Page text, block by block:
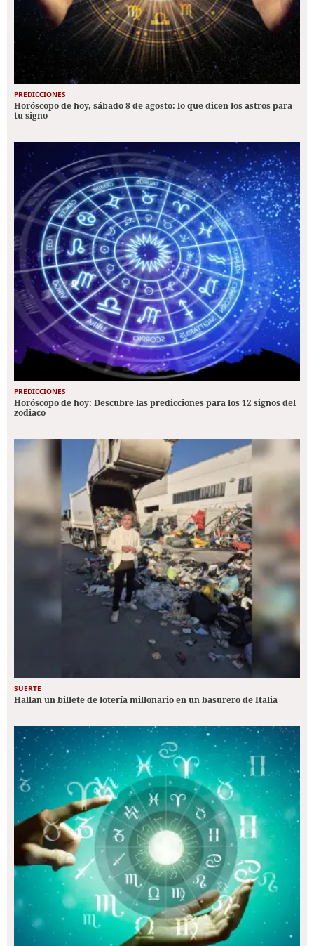
PREDICCIONES
Horóscopo de hoy, sábado 8 de agosto: lo que dicen los astros para
tu signo
PREDICCIONES
Horóscopo de hoy: Descubre las predicciones para los 12 signos del
zodiaco
SUERTE
Hallan un billete de lotería millonario en un basurero de Italia